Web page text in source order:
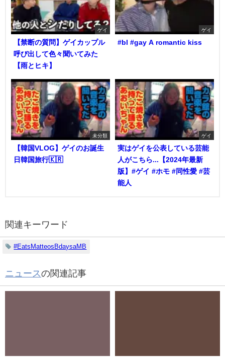
ゲイ
【禁断の質問】ゲイカップル
呼び出して色々聞いてみた
【雨とヒキ】
ゲイ
#bl #gay A romantic kiss
未分類
【韓国VLOG】ゲイのお誕生
日韓国旅行🇰🇷
ゲイ
実はゲイを公表している芸能
人がこちら...【2024年最新
版】#ゲイ #ホモ #同性愛 #芸
能人
関連キーワード
#EatsMatteosBdaysaMB
ニュースの関連記事